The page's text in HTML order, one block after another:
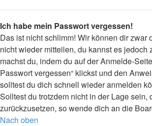
Ich habe mein Passwort vergessen!
Das ist nicht schlimm! Wir können dir zwar
nicht wieder mitteilen, du kannst es jedoch
machst du, indem du auf der Anmelde-
Passwort vergessen“ klickst und den
solltest du dich schnell wieder anmelden
Solltest du trotzdem nicht in der Lage sein,
zurückzusetzen, so wende dich an die
Nach oben